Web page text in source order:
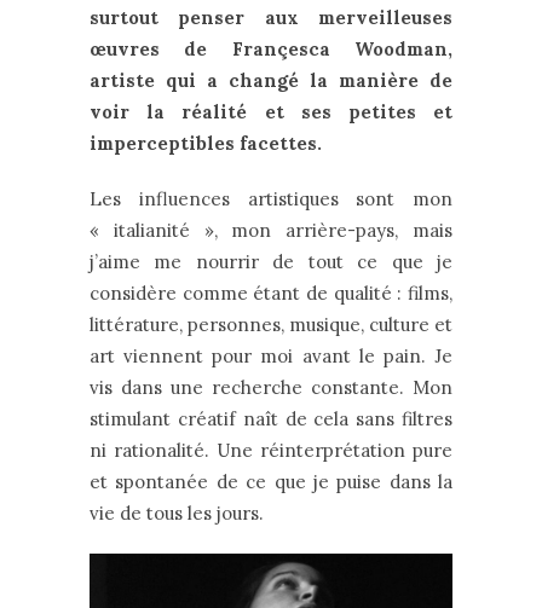
surtout penser aux merveilleuses
œuvres de Françesca Woodman,
artiste qui a changé la manière de
voir la réalité et ses petites et
imperceptibles facettes.
Les influences artistiques sont mon
« italianité », mon arrière-pays, mais
j’aime me nourrir de tout ce que je
considère comme étant de qualité : films,
littérature, personnes, musique, culture et
art viennent pour moi avant le pain. Je
vis dans une recherche constante. Mon
stimulant créatif naît de cela sans filtres
ni rationalité. Une réinterprétation pure
et spontanée de ce que je puise dans la
vie de tous les jours.